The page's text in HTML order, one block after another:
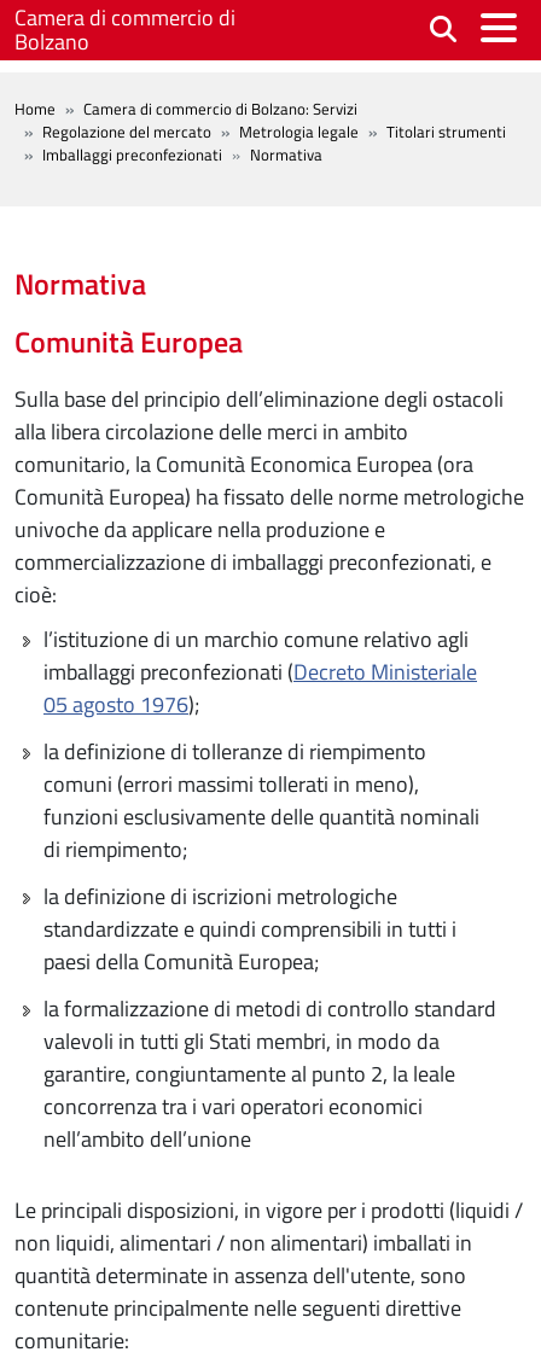
Salta al contenuto principale
Camera di commercio di
Bolzano
BREADCRUMB
Home
Camera di commercio di Bolzano: Servizi
Regolazione del mercato
Metrologia legale
Titolari strumenti
Imballaggi preconfezionati
Normativa
Normativa
Comunità Europea
Sulla base del principio dell’eliminazione degli ostacoli
alla libera circolazione delle merci in ambito
comunitario, la Comunità Economica Europea (ora
Comunità Europea) ha fissato delle norme metrologiche
univoche da applicare nella produzione e
commercializzazione di imballaggi preconfezionati, e
cioè:
l’istituzione di un marchio comune relativo agli
imballaggi preconfezionati (Decreto Ministeriale
05 agosto 1976);
la definizione di tolleranze di riempimento
comuni (errori massimi tollerati in meno),
funzioni esclusivamente delle quantità nominali
di riempimento;
la definizione di iscrizioni metrologiche
standardizzate e quindi comprensibili in tutti i
paesi della Comunità Europea;
la formalizzazione di metodi di controllo standard
valevoli in tutti gli Stati membri, in modo da
garantire, congiuntamente al punto 2, la leale
concorrenza tra i vari operatori economici
nell’ambito dell’unione
Le principali disposizioni, in vigore per i prodotti (liquidi /
non liquidi, alimentari / non alimentari) imballati in
quantità determinate in assenza dell'utente, sono
contenute principalmente nelle seguenti direttive
comunitarie: